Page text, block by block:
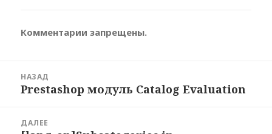
Комментарии запрещены.
записям
НАЗАД
Предыдущая
Prestashop модуль Catalog Evaluation
ДАЛЕЕ